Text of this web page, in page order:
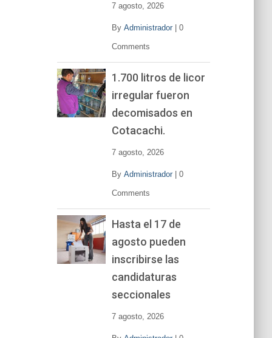
7 agosto, 2026
By Administrador| 0
Comments
1.700 litros de licor
irregular fueron
decomisados en
Cotacachi.
7 agosto, 2026
By Administrador| 0
Comments
Hasta el 17 de
agosto pueden
inscribirse las
candidaturas
seccionales
7 agosto, 2026